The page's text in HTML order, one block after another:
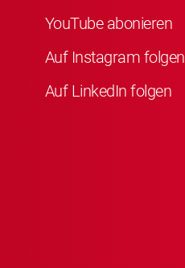
YouTube abonieren
Auf Instagram folgen
Auf LinkedIn folgen